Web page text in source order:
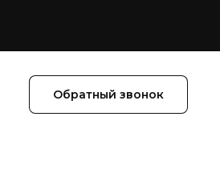
Обратный звонок